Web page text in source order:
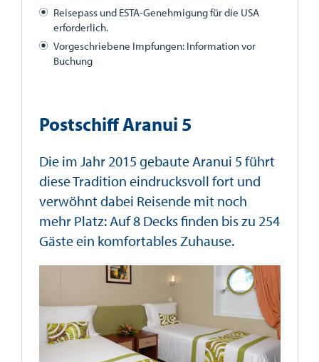
Reisepass und ESTA-Genehmigung für die USA
erforderlich.
Vorgeschriebene Impfungen: Information vor
Buchung
Postschiff Aranui 5
Die im Jahr 2015 gebaute Aranui 5 führt
diese Tradition eindrucksvoll fort und
verwöhnt dabei Reisende mit noch
mehr Platz: Auf 8 Decks finden bis zu 254
Gäste ein komfortables Zuhause.